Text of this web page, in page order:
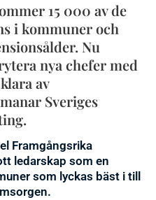
15 000 av de
i kommuner och
Nu
nya chefer med
av
Sveriges
Framgångsrika
ledarskap som en
som lyckas bäst i till